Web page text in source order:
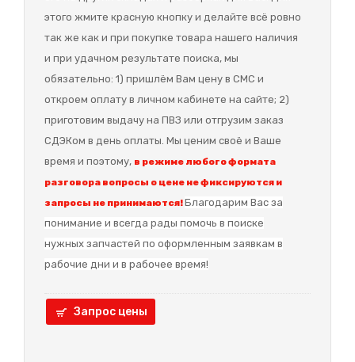
этого жмите красную кнопку и делайте всё ровно
так же как и при покупке товара нашего наличия
и при удачном результате поиска, мы
обязательно: 1) пришлём Вам цену в СМС и
откроем оплату в личном кабинете на сайте; 2)
приготовим выдачу на ПВЗ или отгрузим заказ
СДЭКом в день оплаты. Мы ценим своё и Ваше
время и поэтому, в режиме любого формата
разговора вопросы о цене не фиксируются и
запросы не принимаются!Благодарим Вас за
понимание и всегда рады помочь в поиске
нужных запчастей по оформленным заявкам в
рабочие дни и в рабочее время!
Запрос цены